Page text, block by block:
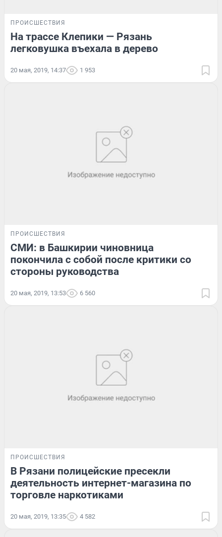
ПРОИСШЕСТВИЯ
На трассе Клепики — Рязань
легковушка въехала в дерево
20 мая, 2019, 14:37 1 953
ПРОИСШЕСТВИЯ
СМИ: в Башкирии чиновница
покончила с собой после критики со
стороны руководства
20 мая, 2019, 13:53 6 560
ПРОИСШЕСТВИЯ
В Рязани полицейские пресекли
деятельность интернет-магазина по
торговле наркотиками
20 мая, 2019, 13:35 4 582